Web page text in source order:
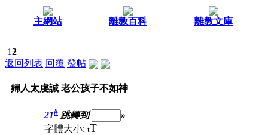
主網站 離教百科 離教文庫
12
返回列表 回覆 發帖
婦人太虔誠 老公孩子不如神
21# 跳轉到
»
字體大小: tT